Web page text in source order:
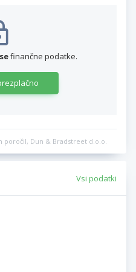
finančne podatke.
poročil, Dun & Bradstreet d.o.o.
Vsi podatki